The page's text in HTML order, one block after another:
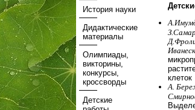
История науки
Дидактические
материалы
Олимпиады,
викторины,
конкурсы,
кроссворды
Детские
клеток
А.